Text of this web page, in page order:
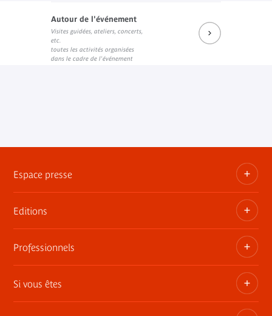
Autour de l'événement
Visites guidées, ateliers, concerts,
etc.
toutes les activités organisées
dans le cadre de l'événement
Espace presse
Dossiers, communiqués, bandes annonces
Contact presse
Editions
Les publications du musée
Professionnels
Privatisez les espaces
Si vous êtes